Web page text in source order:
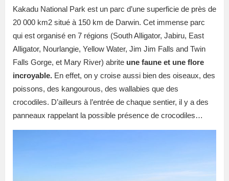
Kakadu National Park est un parc d’une superficie de près de
20 000 km2 situé à 150 km de Darwin. Cet immense parc
qui est organisé en 7 régions (South Alligator, Jabiru, East
Alligator, Nourlangie, Yellow Water, Jim Jim Falls and Twin
Falls Gorge, et Mary River) abrite une faune et une flore
incroyable. En effet, on y croise aussi bien des oiseaux, des
poissons, des kangourous, des wallabies que des
crocodiles. D’ailleurs à l’entrée de chaque sentier, il y a des
panneaux rappelant la possible présence de crocodiles…